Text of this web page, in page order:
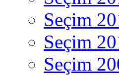
Seçim
Seçim
Seçim